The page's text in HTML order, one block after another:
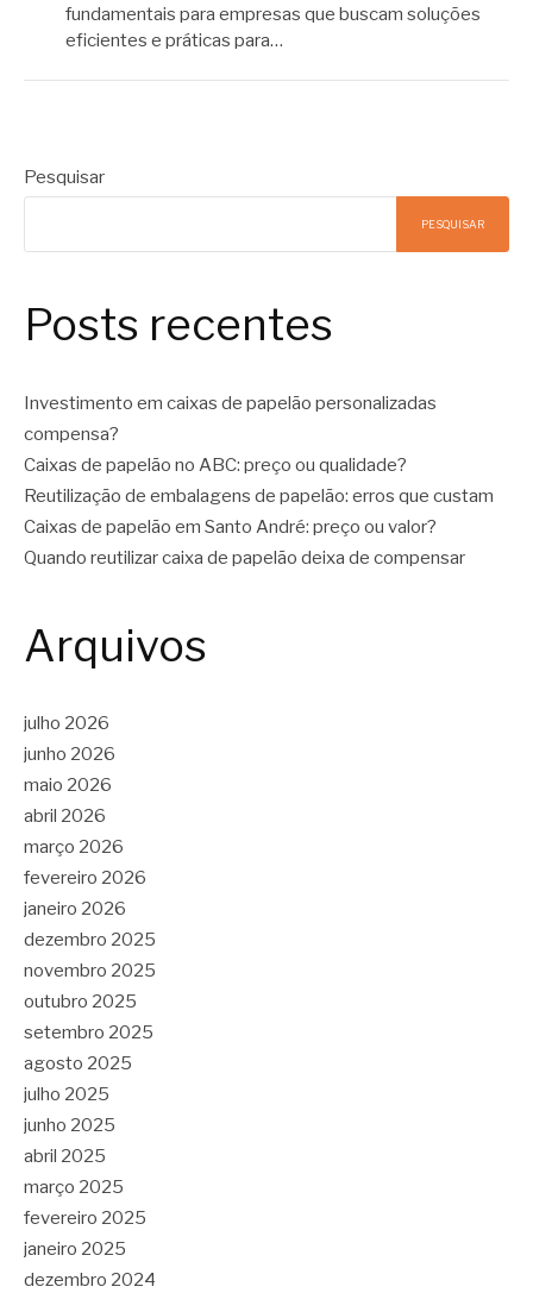
fundamentais para empresas que buscam soluções
eficientes e práticas para…
Pesquisar
PESQUISAR
Posts recentes
Investimento em caixas de papelão personalizadas
compensa?
Caixas de papelão no ABC: preço ou qualidade?
Reutilização de embalagens de papelão: erros que custam
Caixas de papelão em Santo André: preço ou valor?
Quando reutilizar caixa de papelão deixa de compensar
Arquivos
julho 2026
junho 2026
maio 2026
abril 2026
março 2026
fevereiro 2026
janeiro 2026
dezembro 2025
novembro 2025
outubro 2025
setembro 2025
agosto 2025
julho 2025
junho 2025
abril 2025
março 2025
fevereiro 2025
janeiro 2025
dezembro 2024